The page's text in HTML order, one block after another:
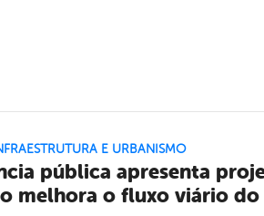
E URBANISMO
pública apresenta
melhora o fluxo viário do